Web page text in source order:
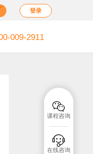
登录
009-2911

课程咨询

在线咨询